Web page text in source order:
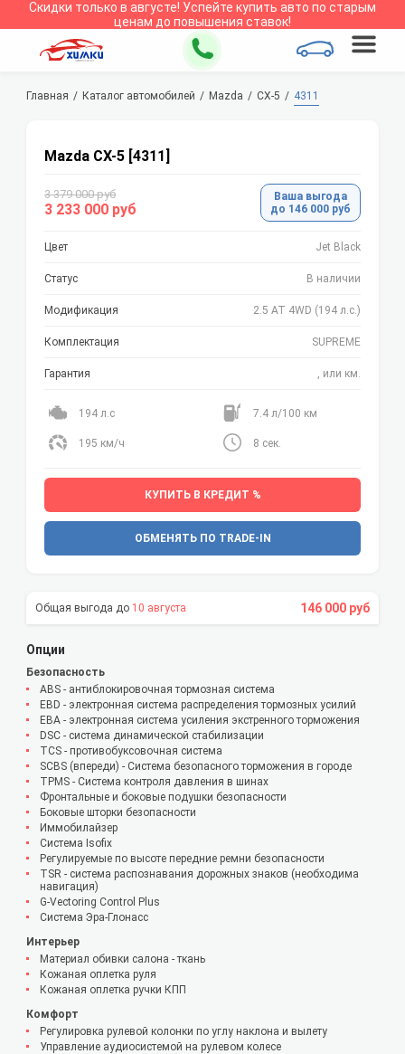
Скидки только в августе! Успейте купить авто по старым
ценам до повышения ставок!
Главная Каталог автомобилей Mazda CX-5 4311
Mazda CX-5 [4311]
3 379 000 руб
3 233 000 руб
Ваша выгода
до 146 000 руб
Цвет Jet Black
Статус В наличии
Модификация 2.5 AT 4WD (194 л.с.)
Комплектация SUPREME
Гарантия , или км.
194 л.с 7.4 л/100 км
195 км/ч 8 сек.
КУПИТЬ В КРЕДИТ %
ОБМЕНЯТЬ ПО TRADE-IN
10 августа 146 000 руб
Опции
Безопасность
ABS - антиблокировочная тормозная система
EBD - электронная система распределения тормозных усилий
EBA - электронная система усиления экстренного торможения
DSC - система динамической стабилизации
TCS - противобуксовочная система
SCBS (впереди) - Система безопасного торможения в городе
TPMS - Cистема контроля давления в шинах
Фронтальные и боковые подушки безопасности
Боковые шторки безопасности
Иммобилайзер
Система Isofix
Регулируемые по высоте передние ремни безопасности
TSR - система распознавания дорожных знаков (необходима
навигация)
G-Vectoring Control Plus
Система Эра-Глонасс
Интерьер
Материал обивки салона - ткань
Кожаная оплетка руля
Кожаная оплетка ручки КПП
Комфорт
Регулировка рулевой колонки по углу наклона и вылету
Управление аудиосистемой на рулевом колесе